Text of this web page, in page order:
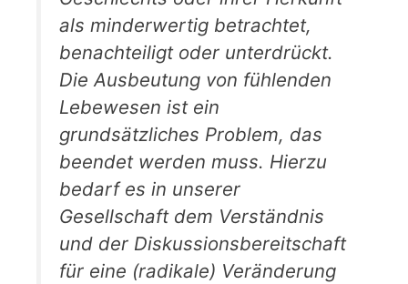
als minderwertig betrachtet,
benachteiligt oder unterdrückt.
Die Ausbeutung von fühlenden
Lebewesen ist ein
grundsätzliches Problem, das
beendet werden muss. Hierzu
bedarf es in unserer
Gesellschaft dem Verständnis
und der Diskussionsbereitschaft
für eine (radikale) Veränderung